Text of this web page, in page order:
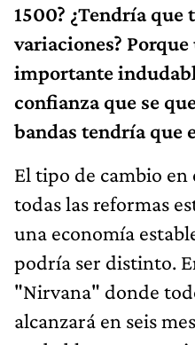
1500? ¿Tendría que
variaciones?
importante
confianza que se
bandas tendría que
El tipo de cambio en
todas las reformas
una economía
podría ser distinto.
"Nirvana" donde
alcanzará en seis